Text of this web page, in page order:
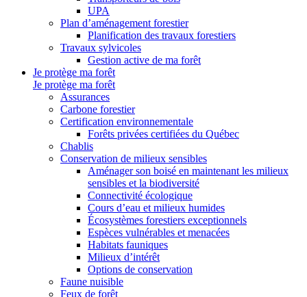
UPA
Plan d’aménagement forestier
Planification des travaux forestiers
Travaux sylvicoles
Gestion active de ma forêt
Je protège ma forêt
Je protège ma forêt
Assurances
Carbone forestier
Certification environnementale
Forêts privées certifiées du Québec
Chablis
Conservation de milieux sensibles
Aménager son boisé en maintenant les milieux
sensibles et la biodiversité
Connectivité écologique
Cours d’eau et milieux humides
Écosystèmes forestiers exceptionnels
Espèces vulnérables et menacées
Habitats fauniques
Milieux d’intérêt
Options de conservation
Faune nuisible
Feux de forêt